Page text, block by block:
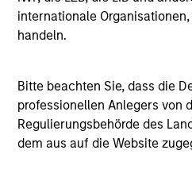
internationale
handeln.
Bitte beachten Sie, dass die
professionellen Anlegers von
Regulierungsbehörde des
dem aus auf die Website
dem gewichteten Durchschnitt
über drei, fünf und zehn Jahre
Gewichtungen sind: 100% Drei-
119 Monaten und 50% Zehn-
Jahres-Rating/20% Drei-
von mindestens 120 Monaten.
das Zehn-Jahres-Gesamtrating
am stärksten zu gewichten,